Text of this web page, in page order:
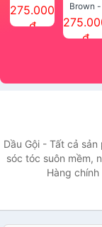
SMART
PEELING
275.000
đ
Brown -
Nâu
Phấn che
đ
Dầu Gội - Tất cả
sóc tóc suôn mềm,
Hàng